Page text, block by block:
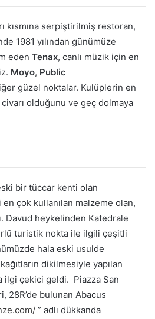
kısmına serpiştirilmiş restoran,
1981 yılından günümüze
eden Tenax, canlı müzik için en
Moyo, Public
güzel noktalar. Kulüplerin en
civarı olduğunu ve geç dolmaya
bir tüccar kenti olan
çok kullanılan malzeme olan,
Davud heykelinden Katedrale
turistik nokta ile ilgili çeşitli
hala eski usulde
dikilmesiyle yapılan
ilgi çekici geldi. Piazza San
28R’de bulunan Abacus
” adlı dükkanda